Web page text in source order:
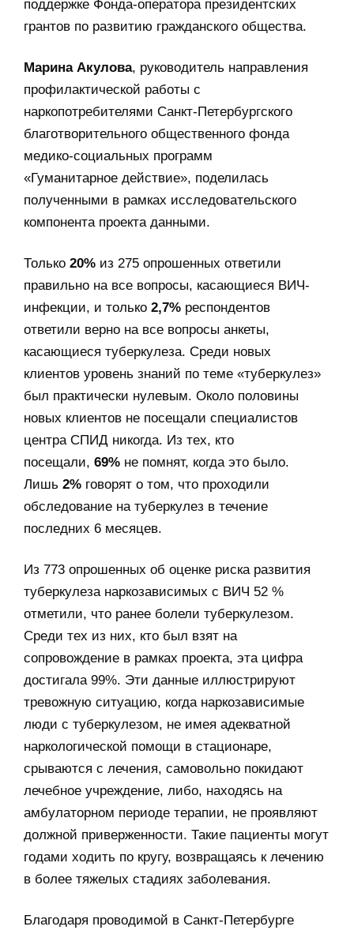
поддержке Фонда-оператора президентских
грантов по развитию гражданского общества.
Марина Акулова, руководитель направления
профилактической работы с
наркопотребителями Санкт-Петербургского
благотворительного общественного фонда
медико-социальных программ
«Гуманитарное действие», поделилась
полученными в рамках исследовательского
компонента проекта данными.
Только 20% из 275 опрошенных ответили
правильно на все вопросы, касающиеся ВИЧ-
инфекции, и только 2,7% респондентов
ответили верно на все вопросы анкеты,
касающиеся туберкулеза. Среди новых
клиентов уровень знаний по теме «туберкулез»
был практически нулевым. Около половины
новых клиентов не посещали специалистов
центра СПИД никогда. Из тех, кто
посещали, 69% не помнят, когда это было.
Лишь 2% говорят о том, что проходили
обследование на туберкулез в течение
последних 6 месяцев.
Из 773 опрошенных об оценке риска развития
туберкулеза наркозависимых с ВИЧ 52 %
отметили, что ранее болели туберкулезом.
Среди тех из них, кто был взят на
сопровождение в рамках проекта, эта цифра
достигала 99%. Эти данные иллюстрируют
тревожную ситуацию, когда наркозависимые
люди с туберкулезом, не имея адекватной
наркологической помощи в стационаре,
срываются с лечения, самовольно покидают
лечебное учреждение, либо, находясь на
амбулаторном периоде терапии, не проявляют
должной приверженности. Такие пациенты могут
годами ходить по кругу, возвращаясь к лечению
в более тяжелых стадиях заболевания.
Благодаря проводимой в Санкт-Петербурге